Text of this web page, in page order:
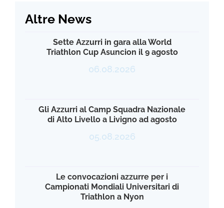
Altre News
Sette Azzurri in gara alla World
Triathlon Cup Asuncion il 9 agosto
06.08.2026
Gli Azzurri al Camp Squadra Nazionale
di Alto Livello a Livigno ad agosto
05.08.2026
Le convocazioni azzurre per i
Campionati Mondiali Universitari di
Triathlon a Nyon